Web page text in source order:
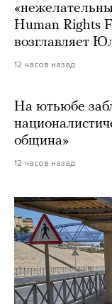
Human Rights
возглавляет
12 часов назад
На ютьюбе
община»
12 часов назад